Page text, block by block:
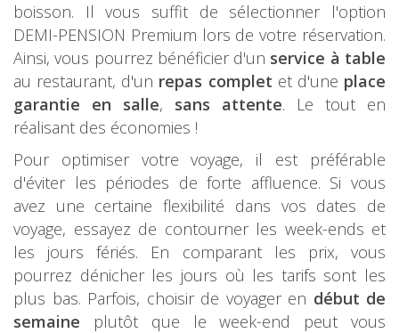
boisson. Il vous suffit de sélectionner l'option
DEMI-PENSION Premium lors de votre réservation.
Ainsi, vous pourrez bénéficier d'un service à table
au restaurant, d'un repas complet et d'une place
garantie en salle, sans attente. Le tout en
réalisant des économies !
Pour optimiser votre voyage, il est préférable
d'éviter les périodes de forte affluence. Si vous
avez une certaine flexibilité dans vos dates de
voyage, essayez de contourner les week-ends et
les jours fériés. En comparant les prix, vous
pourrez dénicher les jours où les tarifs sont les
plus bas. Parfois, choisir de voyager en début de
semaine plutôt que le week-end peut vous